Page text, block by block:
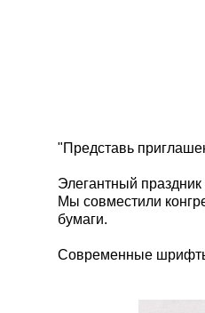
"Представь
Элегантный праздник
Мы совместили
бумаги.
Современные